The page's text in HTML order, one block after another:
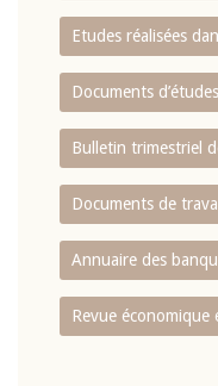
Etudes réalisées
Documents
Bulletin trimestriel
Documents de
Annuaire des
Revue économique